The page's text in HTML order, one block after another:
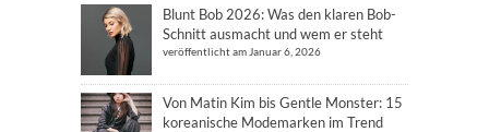
Blunt Bob 2026: Was den klaren Bob-
Schnitt ausmacht und wem er steht
veröffentlicht am Januar 6, 2026
Von Matin Kim bis Gentle Monster: 15
koreanische Modemarken im Trend